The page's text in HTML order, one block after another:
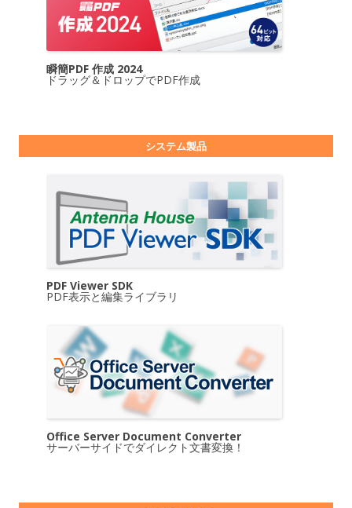
瞬簡PDF 作成 2024
ドラッグ＆ドロップでPDF作成
システム製品
PDF Viewer SDK
PDF表示と編集ライブラリ
Office Server Document Converter
サーバーサイドでダイレクト文書変換！